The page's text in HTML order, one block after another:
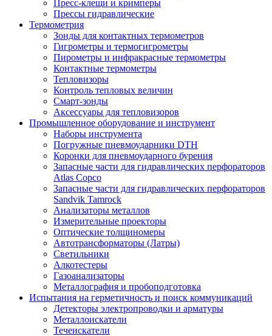
Пресс-клещи и кримперы
Прессы гидравлические
Термометрия
Зонды для контактных термометров
Гигрометры и термогигрометры
Пирометры и инфракрасные термометры
Контактные термометры
Тепловизоры
Контроль тепловых величин
Смарт-зонды
Аксессуары для тепловизоров
Промышленное оборудование и инструмент
Наборы инструмента
Погружные пневмоударники DTH
Коронки для пневмоударного бурения
Запасные части для гидравлических перфораторов
Atlas Copco
Запасные части для гидравлических перфораторов
Sandvik Tamrock
Анализаторы металлов
Измерительные проекторы
Оптические толщиномеры
Автотрансформаторы (Латры)
Светильники
Алкотестеры
Газоанализаторы
Металлография и пробоподготовка
Испытания на герметичность и поиск коммуникаций
Детекторы электропроводки и арматуры
Металлоискатели
Течеискатели